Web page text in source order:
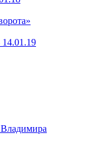
Владимира